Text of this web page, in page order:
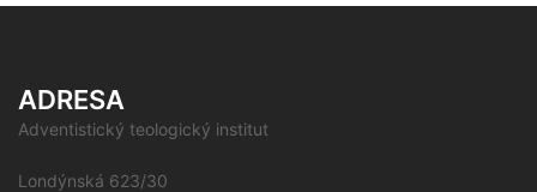
ADRESA
Adventistický teologický institut
Londýnská 623/30